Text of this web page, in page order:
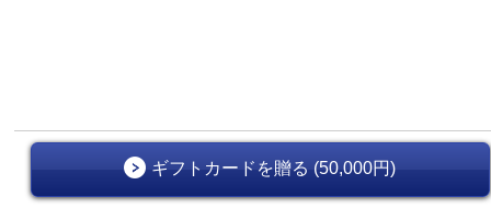
ギフトカードを贈る (50,000円)